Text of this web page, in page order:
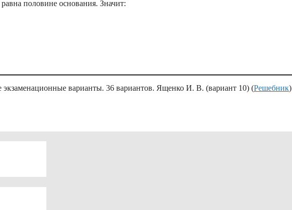
половине основания. Значит:
варианты. 36 вариантов. Ященко И. В. (вариант 10) (Решебник)